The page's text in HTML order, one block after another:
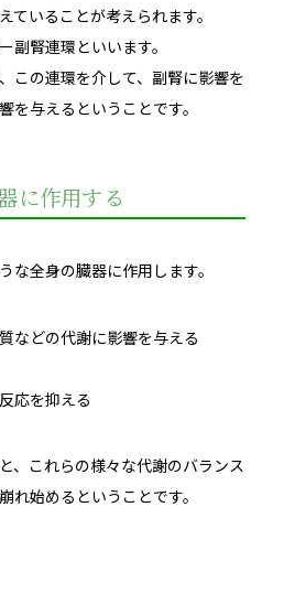
ていることが考えられます。
副腎連環といいます。
この連環を介して、副腎に影響を
を与えるということです。
に作用する
な全身の臓器に作用します。
などの代謝に影響を与える
応を抑える
、これらの様々な代謝のバランス
れ始めるということです。